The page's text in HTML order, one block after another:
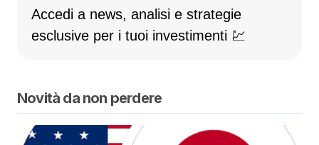
Accedi a news, analisi e strategie
esclusive per i tuoi investimenti 💹
Novità da non perdere